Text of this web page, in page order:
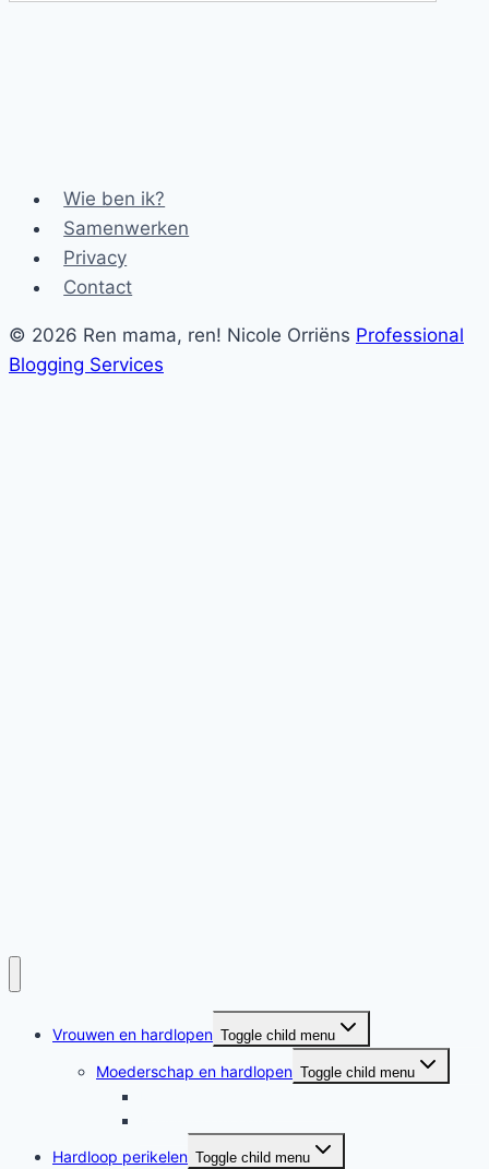
Wie ben ik?
Samenwerken
Privacy
Contact
© 2026 Ren mama, ren! Nicole Orriëns Professional
Blogging Services
Vrouwen en hardlopen Toggle child menu
Moederschap en hardlopen Toggle child menu
Hardloop perikelen Toggle child menu